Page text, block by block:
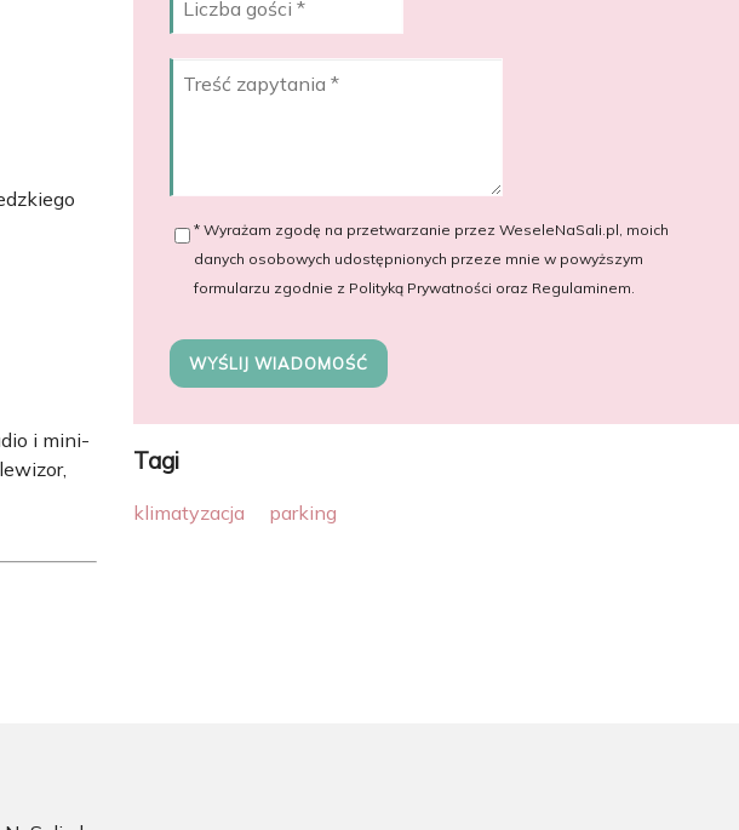
i mini-
* Wyrażam zgodę na przetwarzanie przez WeseleNaSali.pl, moich
danych osobowych udostępnionych przeze mnie w powyższym
formularzu zgodnie z Polityką Prywatności oraz Regulaminem.
WYŚLIJ WIADOMOŚĆ
Tagi
klimatyzacja parking